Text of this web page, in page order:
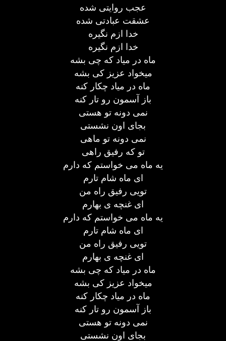
عجب روایتی شده
عشقت عبادتی شده
خدا ازم نگیره
خدا ازم نگیره
ماه در میاد که چی بشه
میخواد عزیز کی بشه
ماه در میاد چکار کنه
باز آسمون رو تار کنه
نمی دونه تو هستی
بجای اون نشستی
نمی دونه تو ماهی
تو که رفیق راهی
یه ماه می خواستم که دارم
ای ماه شام تارم
تویی رفیق راه من
ای غنچه ی بهارم
یه ماه می خواستم که دارم
ای ماه شام تارم
تویی رفیق راه من
ای غنچه ی بهارم
ماه در میاد که چی بشه
میخواد عزیز کی بشه
ماه در میاد چکار کنه
باز آسمون رو تار کنه
نمی دونه تو هستی
بجای اون نشستی